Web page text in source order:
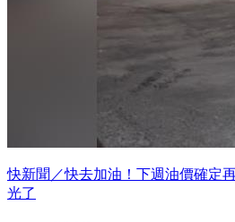
快新聞／快去加油！下週油價確定
光了